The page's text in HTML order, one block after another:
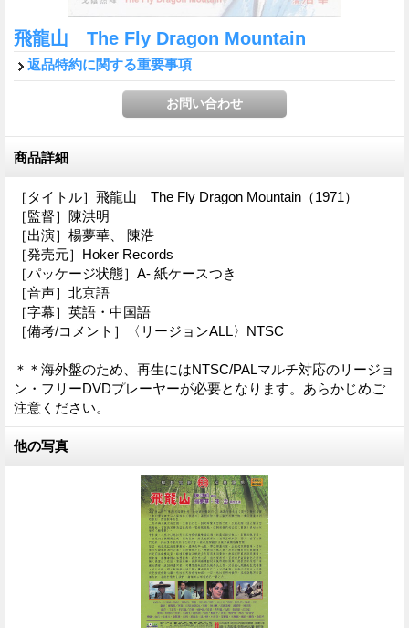
飛龍山 The Fly Dragon Mountain
返品特約に関する重要事項
商品詳細
［タイトル］飛龍山 The Fly Dragon Mountain（1971）
［監督］陳洪明
［出演］楊夢華、 陳浩
［発売元］Hoker Records
［パッケージ状態］A- 紙ケースつき
［音声］北京語
［字幕］英語・中国語
［備考/コメント］〈リージョンALL〉NTSC
＊＊海外盤のため、再生にはNTSC/PALマルチ対応のリージョ
ン・フリーDVDプレーヤーが必要となります。あらかじめご
注意ください。
他の写真